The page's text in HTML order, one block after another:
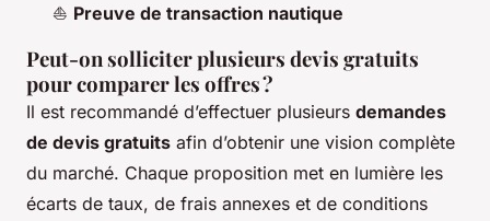
⛵ Preuve de transaction nautique
Peut-on solliciter plusieurs devis gratuits
pour comparer les offres ?
Il est recommandé d’effectuer plusieurs demandes
de devis gratuits afin d’obtenir une vision complète
du marché. Chaque proposition met en lumière les
écarts de taux, de frais annexes et de conditions